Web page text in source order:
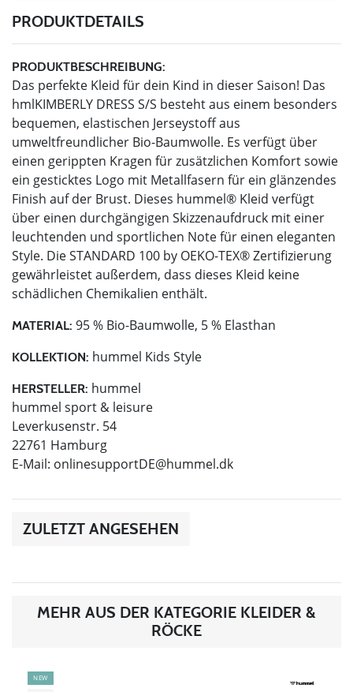
PRODUKTDETAILS
PRODUKTBESCHREIBUNG:
Das perfekte Kleid für dein Kind in dieser Saison! Das
hmlKIMBERLY DRESS S/S besteht aus einem besonders
bequemen, elastischen Jerseystoff aus
umweltfreundlicher Bio-Baumwolle. Es verfügt über
einen gerippten Kragen für zusätzlichen Komfort sowie
ein gesticktes Logo mit Metallfasern für ein glänzendes
Finish auf der Brust. Dieses hummel® Kleid verfügt
über einen durchgängigen Skizzenaufdruck mit einer
leuchtenden und sportlichen Note für einen eleganten
Style. Die STANDARD 100 by OEKO-TEX® Zertifizierung
gewährleistet außerdem, dass dieses Kleid keine
schädlichen Chemikalien enthält.
MATERIAL: 95 % Bio-Baumwolle, 5 % Elasthan
KOLLEKTION: hummel Kids Style
HERSTELLER: hummel
hummel sport & leisure
Leverkusenstr. 54
22761 Hamburg
E-Mail: onlinesupportDE@hummel.dk
ZULETZT ANGESEHEN
MEHR AUS DER KATEGORIE KLEIDER &
RÖCKE
NEW